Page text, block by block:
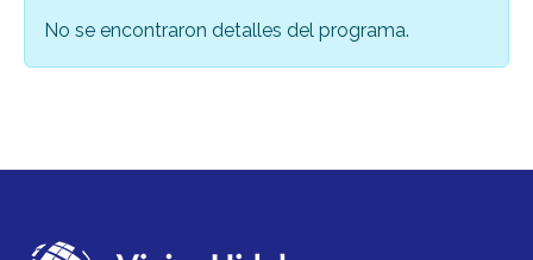
No se encontraron detalles del programa.